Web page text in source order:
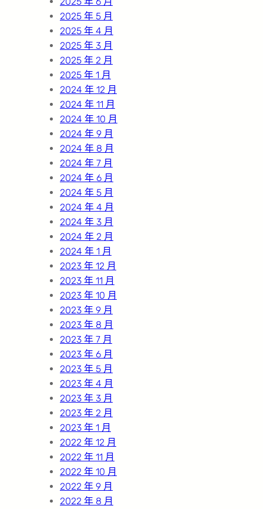
2025 年 5 月
2025 年 4 月
2025 年 3 月
2025 年 2 月
2025 年 1 月
2024 年 12 月
2024 年 11 月
2024 年 10 月
2024 年 9 月
2024 年 8 月
2024 年 7 月
2024 年 6 月
2024 年 5 月
2024 年 4 月
2024 年 3 月
2024 年 2 月
2024 年 1 月
2023 年 12 月
2023 年 11 月
2023 年 10 月
2023 年 9 月
2023 年 8 月
2023 年 7 月
2023 年 6 月
2023 年 5 月
2023 年 4 月
2023 年 3 月
2023 年 2 月
2023 年 1 月
2022 年 12 月
2022 年 11 月
2022 年 10 月
2022 年 9 月
2022 年 8 月